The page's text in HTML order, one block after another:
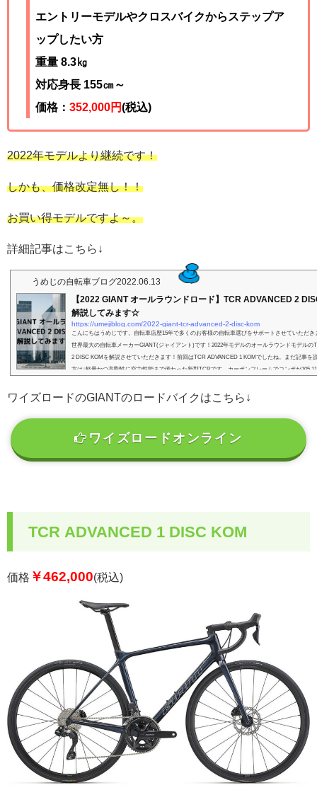
エントリーモデルやクロスバイクからステップア
ップしたい方
重量 8.3㎏
対応身長 155㎝～
価格： 352,000円(税込)
2022年モデルより継続です！
しかも、価格改定無し！！
お買い得モデルですよ～。
詳細記事はこちら↓
うめじの自転車ブログ2022.06.13
【2022 GIANT オールラウンドロード】TCR ADVANCED 2
解説してみます☆
https://umejiblog.com/2022-giant-tcr-advanced-2-disc-kom
こんにちはうめじです。自転車店歴15年で多くのお客様の自転車選びをサポートさせていただき
世界最大の自転車メーカーGIANT(ジャイアント)です！2022年モデルのオールラウンドモデルの
2 DISC KOMを解説させていただきます！前回はTCR ADVANCED 1 KOMでしたね。まだ記事を
方は↓軽量かつ高剛性に空力性能まで備わった新型TCRです。カーボンフレームでコンポが105
におすすめ...
ワイズロードのGIANTのロードバイクはこちら↓
ワイズロードオンライン
TCR ADVANCED 1 DISC KOM
価格 ￥462,000(税込)